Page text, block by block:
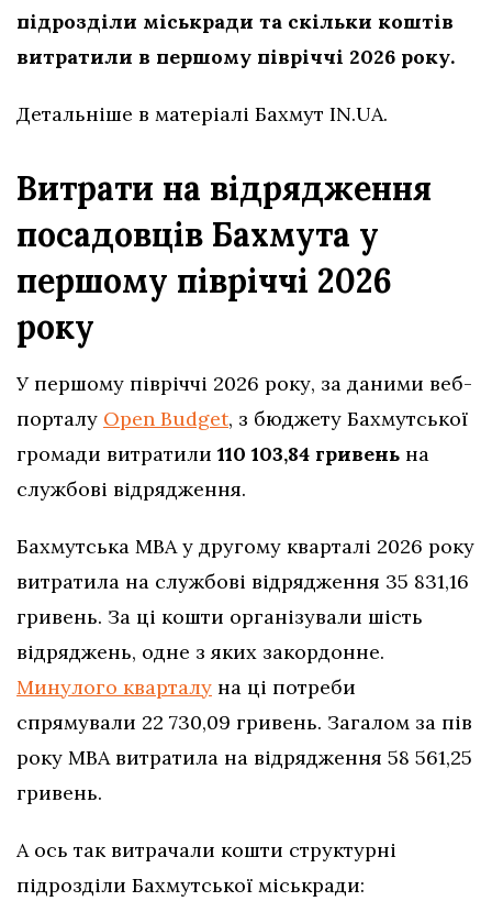
підрозділи міськради та скільки коштів
витратили в першому півріччі 2026 року.
Детальніше в матеріалі Бахмут IN.UA.
Витрати на відрядження
посадовців Бахмута у
першому півріччі 2026
року
У першому півріччі 2026 року, за даними веб-
порталу Open Budget, з бюджету Бахмутської
громади витратили 110 103,84 гривень на
службові відрядження.
Бахмутська МВА у другому кварталі 2026 року
витратила на службові відрядження 35 831,16
гривень. За ці кошти організували шість
відряджень, одне з яких закордонне.
Минулого кварталу на ці потреби
спрямували 22 730,09 гривень. Загалом за пів
року МВА витратила на відрядження 58 561,25
гривень.
А ось так витрачали кошти структурні
підрозділи Бахмутської міськради: